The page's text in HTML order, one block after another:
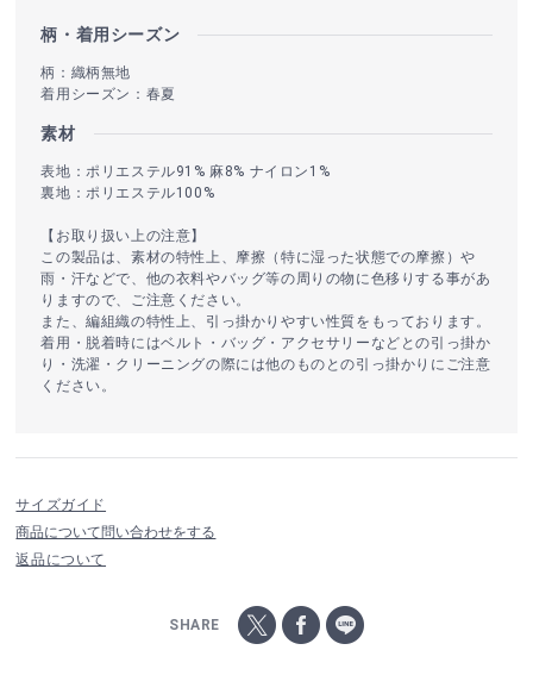
柄・着用シーズン
柄：織柄無地
着用シーズン：春夏
素材
表地：ポリエステル91% 麻8% ナイロン1%
裏地：ポリエステル100%
【お取り扱い上の注意】
この製品は、素材の特性上、摩擦（特に湿った状態での摩擦）や
雨・汗などで、他の衣料やバッグ等の周りの物に色移りする事があ
りますので、ご注意ください。
また、編組織の特性上、引っ掛かりやすい性質をもっております。
着用・脱着時にはベルト・バッグ・アクセサリーなどとの引っ掛か
り・洗濯・クリーニングの際には他のものとの引っ掛かりにご注意
ください。
サイズガイド
商品について問い合わせをする
返品について
SHARE